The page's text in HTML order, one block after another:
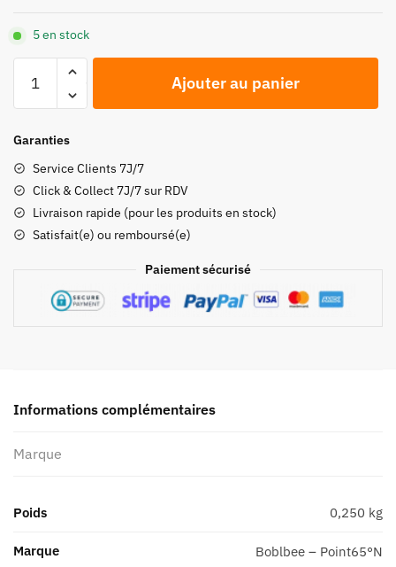
5 en stock
Ceinture
pour
sac
à
dos
25
Ajouter au panier
Garanties
Service Clients 7J/7
Click & Collect 7J/7 sur RDV
Livraison rapide (pour les produits en stock)
Satisfait(e) ou remboursé(e)
Paiement sécurisé
Informations complémentaires
Marque
Poids 0,250 kg
Marque Boblbee – Point65°N